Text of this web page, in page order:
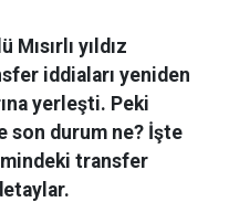
yıldız
iddiaları yeniden
yerleşti. Peki
son durum ne? İşte
transfer